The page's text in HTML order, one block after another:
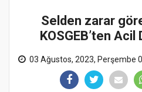
Selden zarar
KOSGEB’ten
03 Ağustos, 2023, Perşembe